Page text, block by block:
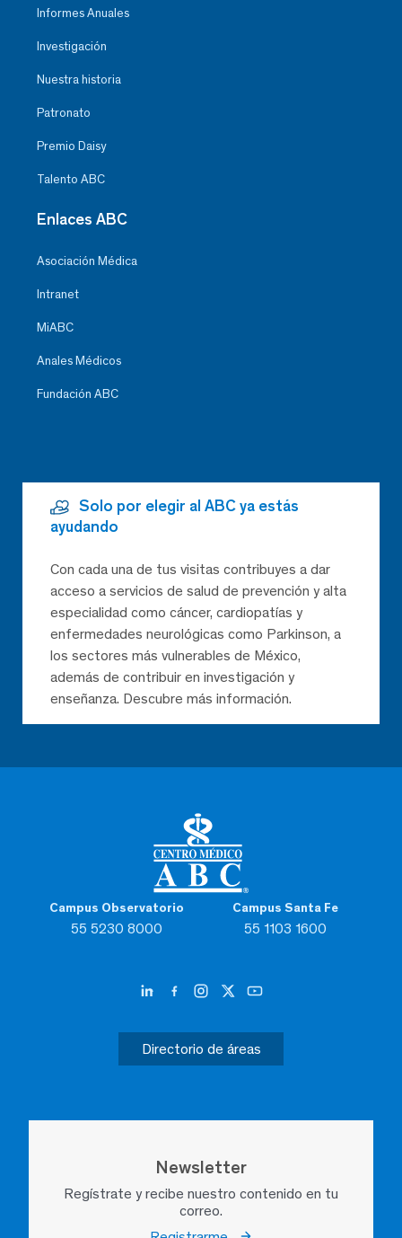
Campus Observatorio
55 5230 8000
Campus Santa Fe
55 1103 1600
Directorio de áreas
Newsletter
Regístrate y recibe nuestro contenido en tu
correo.
Informes Anuales
Investigación
Nuestra historia
Patronato
Premio Daisy
Talento ABC
Enlaces ABC
Asociación Médica
Intranet
MiABC
Anales Médicos
Fundación ABC
Solo por elegir al ABC ya estás
ayudando
Con cada una de tus visitas contribuyes a dar
acceso a servicios de salud de prevención y alta
especialidad como cáncer, cardiopatías y
enfermedades neurológicas como Parkinson, a
los sectores más vulnerables de México,
además de contribuir en investigación y
enseñanza. Descubre más información.